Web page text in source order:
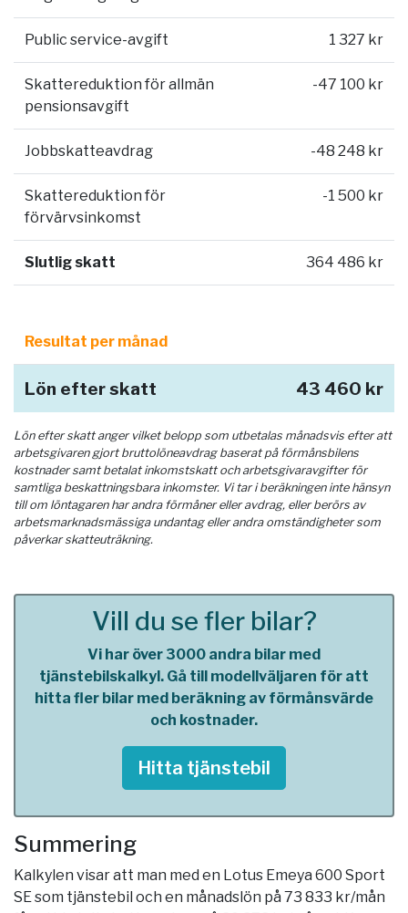
Public service-avgift 1 327 kr
Skattereduktion för allmän
pensionsavgift
-47 100 kr
Jobbskatteavdrag -48 248 kr
Skattereduktion för
förvärvsinkomst
-1 500 kr
Slutlig skatt 364 486 kr
Resultat per månad
Lön efter skatt 43 460 kr
Lön efter skatt anger vilket belopp som utbetalas månadsvis efter att
arbetsgivaren gjort bruttolöneavdrag baserat på förmånsbilens
kostnader samt betalat inkomstskatt och arbetsgivaravgifter för
samtliga beskattningsbara inkomster. Vi tar i beräkningen inte hänsyn
till om löntagaren har andra förmåner eller avdrag, eller berörs av
arbetsmarknadsmässiga undantag eller andra omständigheter som
påverkar skatteuträkning.
Vill du se fler bilar?
Vi har över 3000 andra bilar med
tjänstebilskalkyl. Gå till modellväljaren för att
hitta fler bilar med beräkning av förmånsvärde
och kostnader.
Hitta tjänstebil
Summering
Kalkylen visar att man med en Lotus Emeya 600 Sport
SE som tjänstebil och en månadslön på 73 833 kr/mån